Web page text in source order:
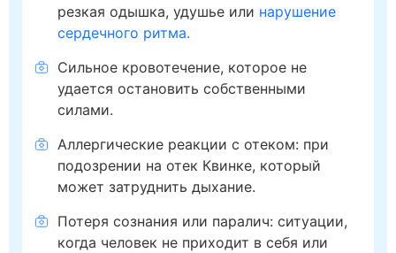
резкая одышка, удушье или нарушение
сердечного ритма.
Сильное кровотечение, которое не
удается остановить собственными
силами.
Аллергические реакции с отеком: при
подозрении на отек Квинке, который
может затруднить дыхание.
Потеря сознания или паралич: ситуации,
когда человек не приходит в себя или